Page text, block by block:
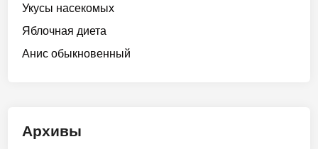
Укусы насекомых
Яблочная диета
Анис обыкновенный
Архивы